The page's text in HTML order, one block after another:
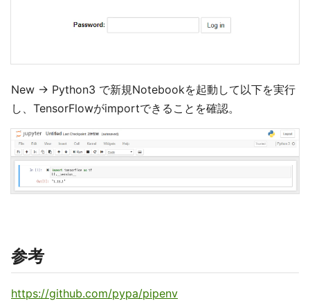
New -> Python3 で新規Notebookを起動して以下を実行
し、TensorFlowがimportできることを確認。
参考
https://github.com/pypa/pipenv